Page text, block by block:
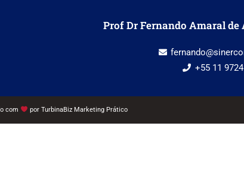
Prof Dr Fernando Amaral
+55 11
com por TurbinaBiz Marketing Prático